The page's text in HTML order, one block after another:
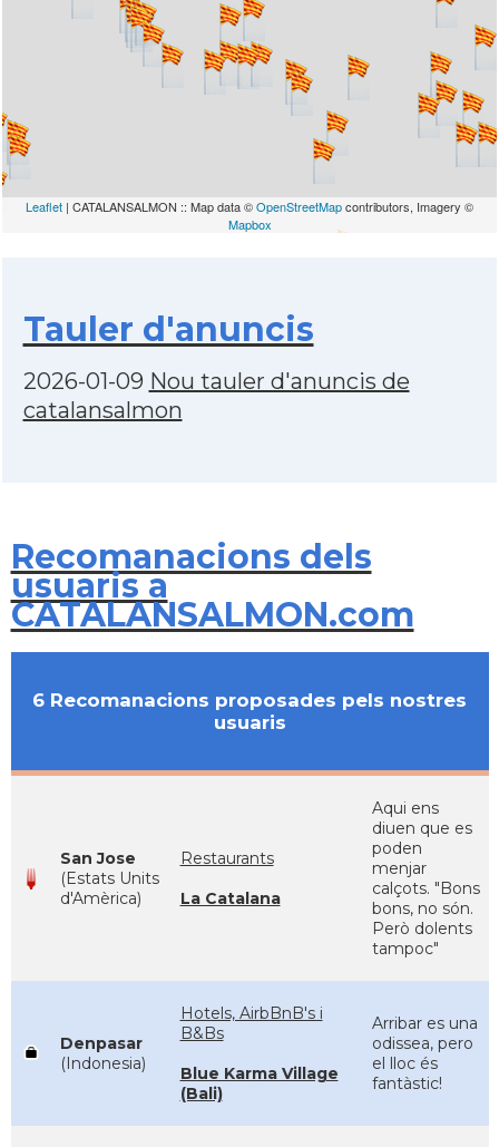
Leaflet | CATALANSALMON :: Map data ©OpenStreetMapcontributors, Imagery ©
Mapbox
Tauler d'anuncis
2026-01-09 Nou tauler d'anuncis de
catalansalmon
Recomanacions dels
usuaris a
CATALANSALMON.com
6 Recomanacions proposades pels nostres
usuaris
San Jose
(Estats Units
d'Amèrica)
Restaurants
La Catalana
Aqui ens
diuen que es
poden
menjar
calçots. "Bons
bons, no són.
Però dolents
tampoc"
Denpasar
(Indonesia)
Hotels, AirbBnB's i
B&Bs
Blue Karma Village
(Bali)
Arribar es una
odissea, pero
el lloc és
fantàstic!